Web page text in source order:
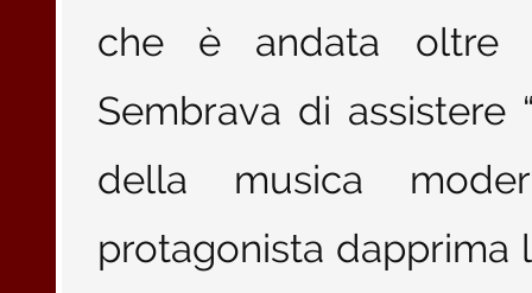
che è andata oltre
Sembrava di assistere
della musica
protagonista dapprima